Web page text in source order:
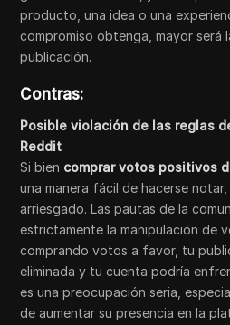
producto, una idea o una
compromiso obtenga, mayor será
publicación.
Contras:
Posible violación de las reglas
Reddit
Si bien comprar votos positivos
una manera fácil de hacerse
arriesgado. Las pautas de la
estrictamente la manipulación de
comprando votos a favor, tu
eliminada y tu cuenta podría
es una preocupación seria,
de aumentar su presencia en la